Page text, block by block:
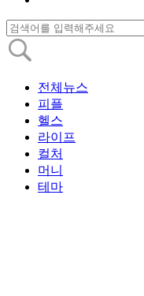
전체뉴스
피플
헬스
라이프
컬처
머니
테마